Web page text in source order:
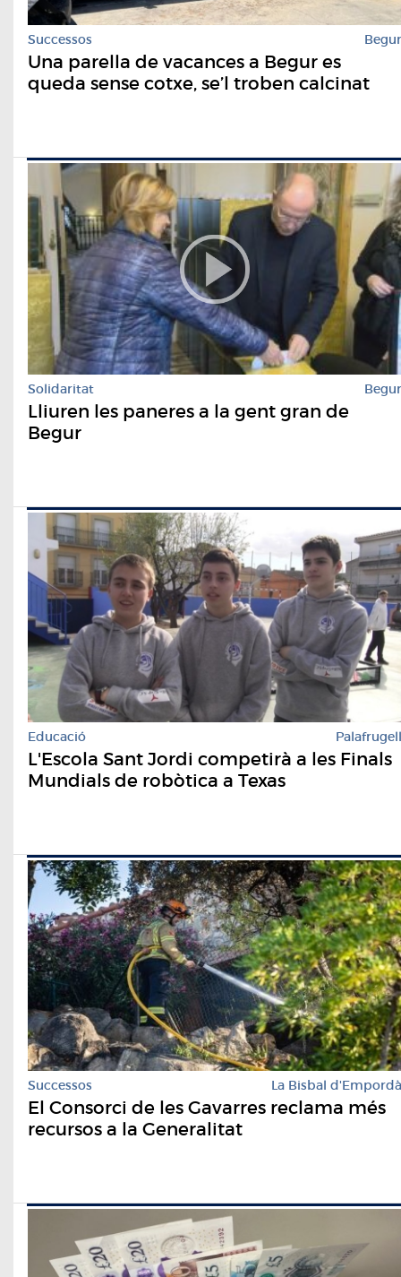
Successos Begur
Una parella de vacances a Begur es
queda sense cotxe, se’l troben calcinat
Solidaritat Begur
Lliuren les paneres a la gent gran de
Begur
Educació Palafrugell
L'Escola Sant Jordi competirà a les Finals
Mundials de robòtica a Texas
Successos La Bisbal d'Empordà
El Consorci de les Gavarres reclama més
recursos a la Generalitat